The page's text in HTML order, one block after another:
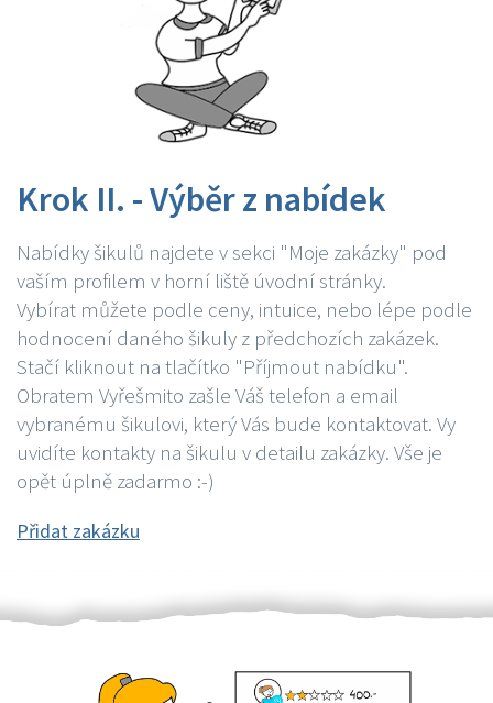
Krok II. - Výběr z nabídek
Nabídky šikulů najdete v sekci "Moje zakázky" pod
vaším profilem v horní liště úvodní stránky.
Vybírat můžete podle ceny, intuice, nebo lépe podle
hodnocení daného šikuly z předchozích zakázek.
Stačí kliknout na tlačítko "Příjmout nabídku".
Obratem Vyřešmito zašle Váš telefon a email
vybranému šikulovi, který Vás bude kontaktovat. Vy
uvidíte kontakty na šikulu v detailu zakázky. Vše je
opět úplně zadarmo :-)
Přidat zakázku